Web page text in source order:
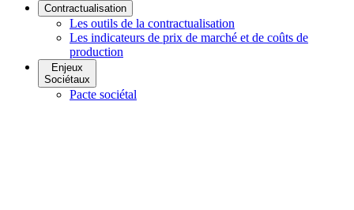
Contractualisation
Les outils de la contractualisation
Les indicateurs de prix de marché et de coûts de
production
Enjeux
Sociétaux
Pacte sociétal